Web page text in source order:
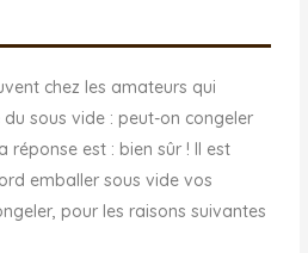
chez les amateurs qui
sous vide : peut-on congeler
réponse est : bien sûr ! Il est
emballer sous vide vos
pour les raisons suivantes